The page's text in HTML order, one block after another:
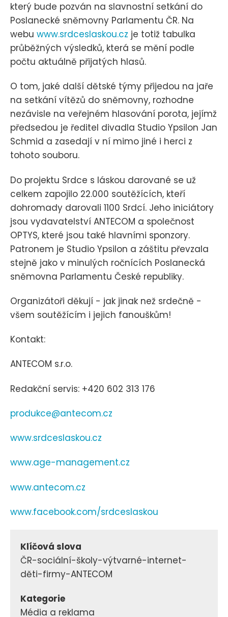
který bude pozván na slavnostní setkání do
Poslanecké sněmovny Parlamentu ČR. Na
webu www.srdceslaskou.cz je totiž tabulka
průběžných výsledků, která se mění podle
počtu aktuálně přijatých hlasů.
O tom, jaké další dětské týmy přijedou na jaře
na setkání vítězů do sněmovny, rozhodne
nezávisle na veřejném hlasování porota, jejímž
předsedou je ředitel divadla Studio Ypsilon Jan
Schmid a zasedají v ní mimo jiné i herci z
tohoto souboru.
Do projektu Srdce s láskou darované se už
celkem zapojilo 22.000 soutěžících, kteří
dohromady darovali 1100 Srdcí. Jeho iniciátory
jsou vydavatelství ANTECOM a společnost
OPTYS, které jsou také hlavními sponzory.
Patronem je Studio Ypsilon a záštitu převzala
stejně jako v minulých ročnících Poslanecká
sněmovna Parlamentu České republiky.
Organizátoři děkují - jak jinak než srdečně -
všem soutěžícím i jejich fanouškům!
Kontakt:
ANTECOM s.r.o.
Redakční servis: +420 602 313 176
produkce@antecom.cz
www.srdceslaskou.cz
www.age-management.cz
www.antecom.cz
www.facebook.com/srdceslaskou
Klíčová slova
ČR-sociální-školy-výtvarné-internet-
děti-firmy-ANTECOM
Kategorie
Média a reklama